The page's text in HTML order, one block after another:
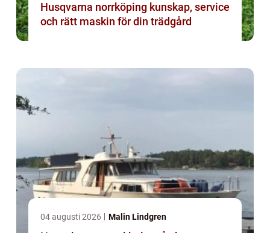
Husqvarna norrköping kunskap, service
och rätt maskin för din trädgård
04 augusti 2026 Malin Lindgren